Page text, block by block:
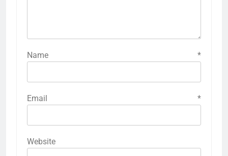
Name *
Email *
Website